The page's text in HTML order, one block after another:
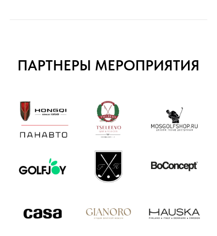
ПАРТНЕРЫ МЕРОПРИЯТИЯ